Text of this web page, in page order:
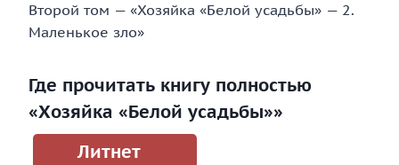
Второй том — «Хозяйка «Белой усадьбы» — 2.
Маленькое зло»
Где прочитать книгу полностью
«Хозяйка «Белой усадьбы»»
Литнет